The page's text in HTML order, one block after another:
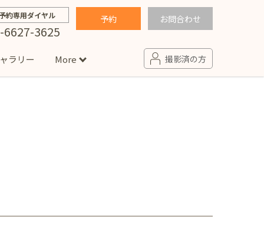
約専用ダイヤル
6627-3625
予約 お問合わせ
ラリー More 撮影済の方